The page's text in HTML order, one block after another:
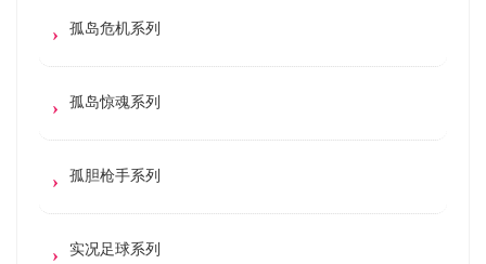
孤岛危机系列
孤岛惊魂系列
孤胆枪手系列
实况足球系列